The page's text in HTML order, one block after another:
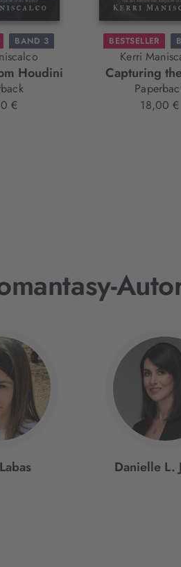
BAND 3
Houdini
€
BESTSELLER
Kerri
Capturing
18,00 €
Danielle L.